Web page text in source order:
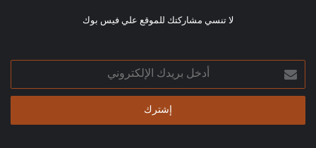
لا تنسي مشاركتك للموقع علي فيس بوك
أدخل
بريدك
الإلكتروني